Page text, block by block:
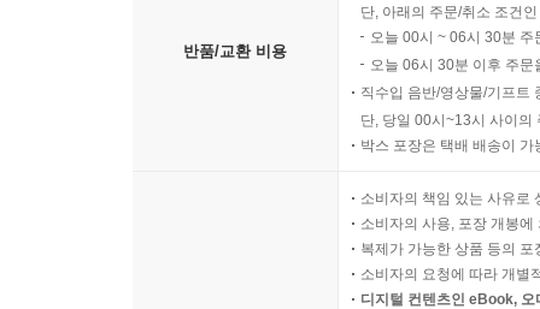
반품/교환 비용
단, 아래의 주문/취소 조건
오늘 00시 ~ 06시 30분
오늘 06시 30분 이후 주
직수입 음반/영상물/기프트
단, 당일 00시~13시 사이의
박스 포장은 택배 배송이
소비자의 책임 있는 사유로
소비자의 사용, 포장 개봉
복제가 가능한 상품 등의
소비자의 요청에 따라 개별
디지털 컨텐츠인 eBook,